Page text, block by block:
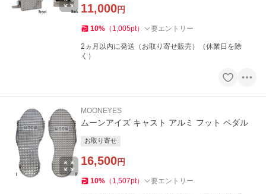
11,000円
10% （ 1,005pt） 要エントリー
2ヵ月以内に発送（お取り寄せ販売）（休業日を除
く）
MOONEYES
ムーンアイズ キャスト アルミ フット ペダル
お取り寄せ
16,500円
10% （ 1,507pt） 要エントリー